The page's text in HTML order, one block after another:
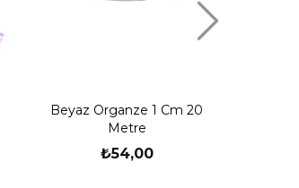
Beyaz Organze 1 Cm 20
Metre
₺54,00